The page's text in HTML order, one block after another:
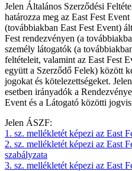
Jelen Általános Szerződési
határozza meg az East Fest
(továbbiakban East Fest Event)
Fest rendezvényen (a
személy látogatók (a
feltételeit, valamint az East Fest
együtt a Szerződő Felek) között
jogokat és kötelezettségeket.
esetben irányadók a
Event és a Látogató közötti
Jelen ÁSZF:
1. sz. mellékletét képezi az East
2. sz. mellékletét képezi az East
szabályzata
3. sz. mellékletét képezi az East